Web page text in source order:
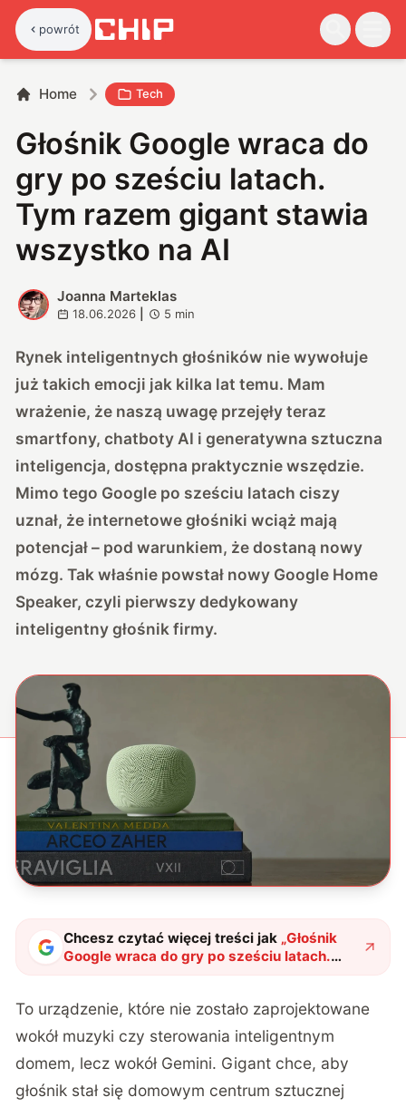
powrót
Home Tech
Głośnik Google wraca do
gry po sześciu latach.
Tym razem gigant stawia
wszystko na AI
J
Joanna Marteklas
18.06.2026 5 min
Rynek inteligentnych głośników nie wywołuje
już takich emocji jak kilka lat temu. Mam
wrażenie, że naszą uwagę przejęły teraz
smartfony, chatboty AI i generatywna sztuczna
inteligencja, dostępna praktycznie wszędzie.
Mimo tego Google po sześciu latach ciszy
uznał, że internetowe głośniki wciąż mają
potencjał – pod warunkiem, że dostaną nowy
mózg. Tak właśnie powstał nowy Google Home
Speaker, czyli pierwszy dedykowany
inteligentny głośnik firmy.
Chcesz czytać więcej treści jak „Głośnik
Google wraca do gry po sześciu latach.
Tym razem gigant stawia wszystko na AI"?
To urządzenie, które nie zostało zaprojektowane
wokół muzyki czy sterowania inteligentnym
domem, lecz wokół Gemini. Gigant chce, aby
głośnik stał się domowym centrum sztucznej